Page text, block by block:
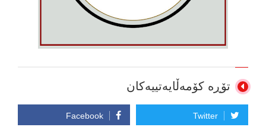
تۆڕە کۆمەڵایەتییەکان